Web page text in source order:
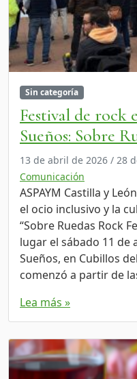
Sin categoría
Festival de rock
Sueños: Sobre
13 de abril de 2026 / 28
Comunicación
ASPAYM Castilla y
el ocio inclusivo y la
“Sobre Ruedas Rock
lugar el sábado 11 de
Sueños, en Cubillos
comenzó a partir de
Lea más »